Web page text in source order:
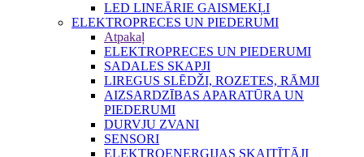
LED LINEĀRIE GAISMEKĻI
ELEKTROPRECES UN PIEDERUMI
Atpakaļ
ELEKTROPRECES UN PIEDERUMI
SADALES SKAPJI
LIREGUS SLĒDŽI, ROZETES, RĀMJI
AIZSARDZĪBAS APARATŪRA UN
PIEDERUMI
DURVJU ZVANI
SENSORI
ELEKTROENERĢIJAS SKAITĪTĀJI